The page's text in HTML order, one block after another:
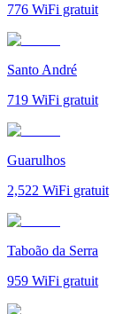
776 WiFi gratuit
Santo André
719 WiFi gratuit
Guarulhos
2,522 WiFi gratuit
Taboão da Serra
959 WiFi gratuit